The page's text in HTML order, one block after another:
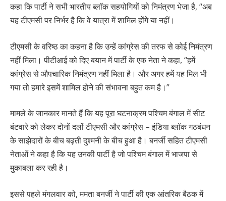
कहा कि पार्टी ने सभी भारतीय ब्लॉक सहयोगियों को निमंत्रण भेजा है, “अब
यह टीएमसी पर निर्भर है कि वे यात्रा में शामिल होंगे या नहीं।
टीएमसी के वरिष्ठ का कहना है कि उन्हें कांग्रेस की तरफ से कोई निमंत्रण
नहीं मिला। पीटीआई को दिए बयान में पार्टी के एक नेता ने कहा, “हमें
कांग्रेस से औपचारिक निमंत्रण नहीं मिला है। और अगर हमें यह मिल भी
गया तो हमारे इसमें शामिल होने की संभावना बहुत कम है।”
मामले के जानकार मानते हैं कि यह पूरा घटनाक्रम पश्चिम बंगाल में सीट
बंटवारे को लेकर दोनों दलों टीएमसी और कांग्रेस – इंडिया ब्लॉक गठबंधन
के साझेदारों के बीच बढ़ती दुश्मनी के बीच हुआ है। बनर्जी सहित टीएमसी
नेताओं ने कहा है कि यह उनकी पार्टी है जो पश्चिम बंगाल में भाजपा से
मुकाबला कर रही है।
इससे पहले मंगलवार को, ममता बनर्जी ने पार्टी की एक आंतरिक बैठक में